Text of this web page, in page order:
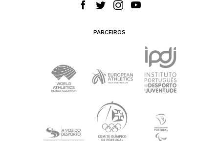
PARCEIROS